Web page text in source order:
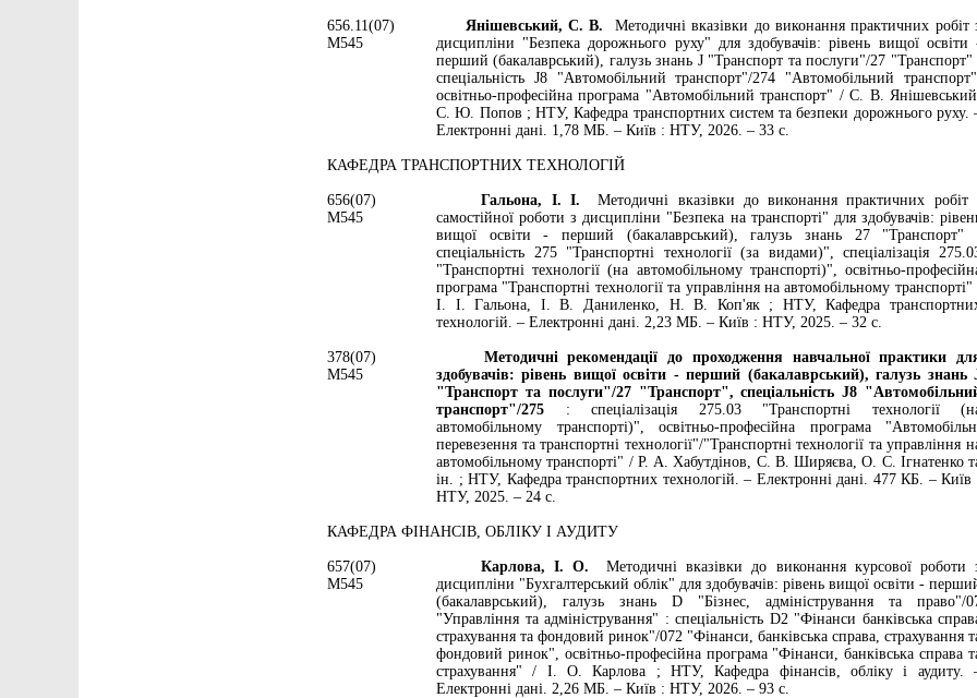
656.11(07)
М545
Янішевський, С. В. Методичні вказівки до виконання практичних робіт
дисципліни "Безпека дорожнього руху" для здобувачів: рівень вищої освіти
перший (бакалаврський), галузь знань J "Транспорт та послуги"/27 "Транспорт"
спеціальність J8 "Автомобільний транспорт"/274 "Автомобільний транспорт",
освітньо-професійна програма "Автомобільний транспорт" / С. В. Янішевський,
С. Ю. Попов ; НТУ, Кафедра транспортних систем та безпеки дорожнього руху.
Електронні дані. 1,78 МБ. – Київ : НТУ, 2026. – 33 с.
КАФЕДРА ТРАНСПОРТНИХ ТЕХНОЛОГІЙ
656(07)
М545
Гальона, І. І.Методичні вказівки до виконання практичних робіт
самостійної роботи з дисципліни "Безпека на транспорті" для здобувачів:
вищої освіти - перший (бакалаврський), галузь знань 27 "Транспорт"
спеціальність 275 "Транспортні технології (за видами)", спеціалізація
"Транспортні технології (на автомобільному транспорті)", освітньо-
програма "Транспортні технології та управління на автомобільному транспорті"
І. І. Гальона, І. В. Даниленко, Н. В. Коп'як ; НТУ, Кафедра
технологій. – Електронні дані. 2,23 МБ. – Київ : НТУ, 2025. – 32 с.
378(07)
М545
Методичні рекомендації до проходження навчальної практики
здобувачів: рівень вищої освіти - перший (бакалаврський), галузь знань
"Транспорт та послуги"/27 "Транспорт", спеціальність J8
транспорт"/275 : спеціалізація 275.03 "Транспортні технології
автомобільному транспорті)", освітньо-професійна програма
перевезення та транспортні технології"/"Транспортні технології та управління
автомобільному транспорті" / Р. А. Хабутдінов, С. В. Ширяєва, О. С. Ігнатенко
ін. ; НТУ, Кафедра транспортних технологій. – Електронні дані. 477 КБ. – Київ
НТУ, 2025. – 24 с.
КАФЕДРА ФІНАНСІВ, ОБЛІКУ І АУДИТУ
657(07)
М545
Карлова, І. О.Методичні вказівки до виконання курсової роботи
дисципліни "Бухгалтерський облік" для здобувачів: рівень вищої освіти -
(бакалаврський), галузь знань D "Бізнес, адміністрування та право"/
"Управління та адміністрування" : спеціальність D2 "Фінанси банківська
страхування та фондовий ринок"/072 "Фінанси, банківська справа, страхування
фондовий ринок", освітньо-професійна програма "Фінанси, банківська справа
страхування" / І. О. Карлова ; НТУ, Кафедра фінансів, обліку і аудиту.
Електронні дані. 2,26 МБ. – Київ : НТУ, 2026. – 93 с.